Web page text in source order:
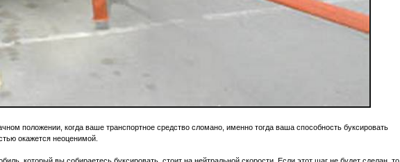
положении, когда ваше транспортное средство сломано, именно тогда ваша способность буксировать
окажется неоценимой.